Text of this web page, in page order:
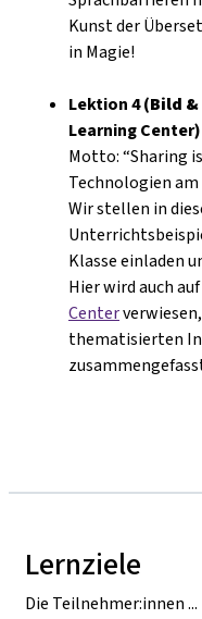
Kunst der
in Magie!
Lektion 4 (Bild &
Learning Center)
Motto: “Sharing
Technologien am
Wir stellen in
Klasse einladen
Hier wird auch auf
Center
thematisierten
Lernziele
Die Teilnehmer:innen ...